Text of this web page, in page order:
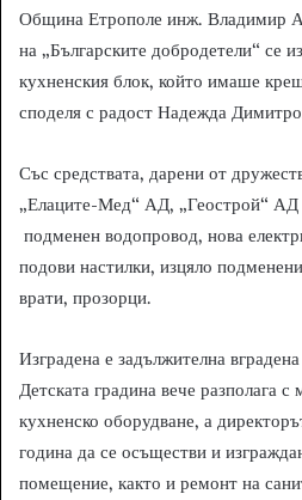
Община Етрополе инж. Владимир
на „Българските добродетели“ се
кухненския блок, който имаше
споделя с радост Надежда
Със средствата, дарени от
„Елаците-Мед“ АД, „Геострой“ АД
подменен водопровод, нова
подови настилки, изцяло
врати, прозорци.
Изградена е задължителна
Детската градина вече разполага
кухненско оборудване, а
година да се осъществи и
помещение, както и ремонт на